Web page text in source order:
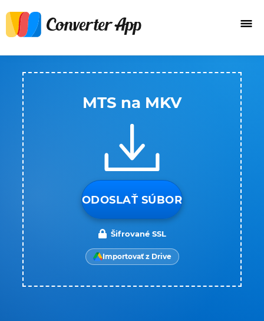
MTS na MKV
ODOSLAŤ SÚBOR
Šifrované SSL
Importovať z Drive